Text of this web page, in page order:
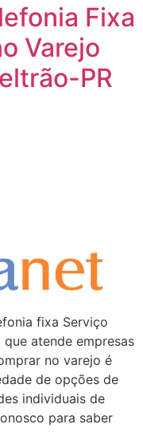
Fixa
Varejo
PR
fixa Serviço
atende empresas
no varejo é
de opções de
individuais de
para saber